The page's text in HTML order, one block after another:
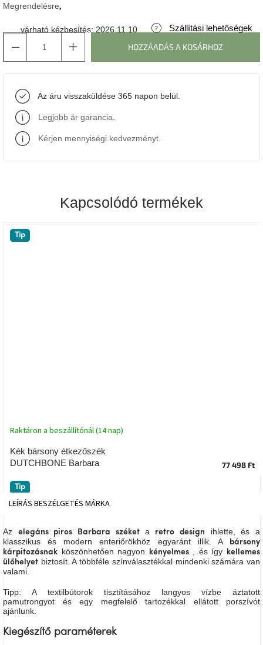
line
Tenzo
Ame
Yens
Szezonális
Bohém
Belső
tavaszi
színekben
Tavasz
az
asztalon
A
tűz
mellett
ülve
Színes
belső
tér
Megrendelésre
várható kézbesítés: 2026.11.10
Szállítási lehetőségek
HOZZÁADÁS A KOSÁRHOZ
Az áru visszaküldése 365 napon belül.
Legjobb ár garancia
Kérjen mennyiségi kedvezményt
Kapcsolódó termékek
Tip
Kék bársony étkezőszék
DUTCHBONE Barbara
Raktáron a beszállítónál (14 nap)
77 498 Ft
Tip
LEÍRÁS BESZÉLGETÉS MÁRKA
Az elegáns piros Barbara széket a retro design ihlette, és a
klasszikus és modern enteriőrökhöz egyaránt illik. A bársony
kárpitozásnak köszönhetően nagyon kényelmes , és így kellemes
ülőhelyet biztosít. A többféle színválasztékkal mindenki számára van
valami.
Tipp: A textilbútorok tisztításához langyos vízbe áztatott
pamutrongyot és egy megfelelő tartozékkal ellátott porszívót
ajánlunk.
Kiegészítő paraméterek